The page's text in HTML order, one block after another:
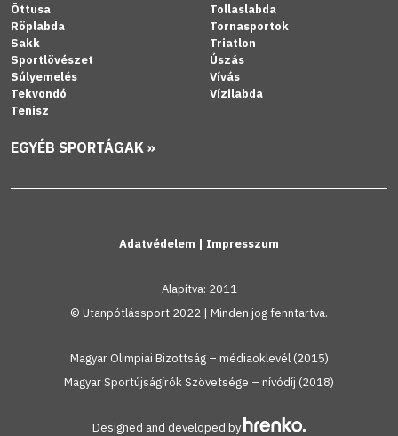
Öttusa
Röplabda
Sakk
Sportlövészet
Súlyemelés
Tekvondó
Tenisz
Tollaslabda
Tornasportok
Triatlon
Úszás
Vívás
Vízilabda
EGYÉB SPORTÁGAK »
Adatvédelem | Impresszum
Alapítva: 2011
© Utanpótlássport 2022 | Minden jog fenntartva.
Magyar Olimpiai Bizottság – médiaoklevél (2015)
Magyar Sportújságírók Szövetsége – nívódíj (2018)
Designed and developed by